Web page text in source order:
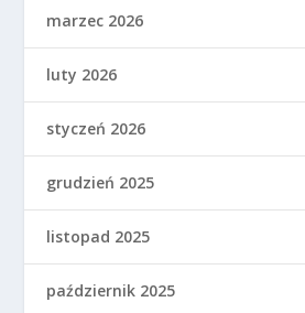
marzec 2026
luty 2026
styczeń 2026
grudzień 2025
listopad 2025
październik 2025